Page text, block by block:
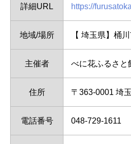
詳細URL https://
地域/場所 【 埼玉県】桶
主催者 べに花ふるさと
住所 〒363-0001 埼
電話番号 048-729-1611